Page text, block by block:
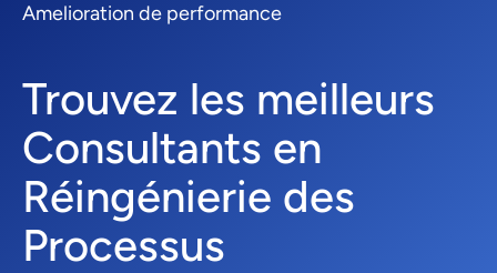
Amelioration de performance
Trouvez les meilleurs
Consultants en
Réingénierie des
Processus